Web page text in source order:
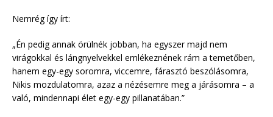
Nemrég így írt:
„Én pedig annak örülnék jobban, ha egyszer majd nem
virágokkal és lángnyelvekkel emlékeznének rám a temetőben,
hanem egy-egy soromra, viccemre, fárasztó beszólásomra,
Nikis mozdulatomra, azaz a nézésemre meg a járásomra – a
való, mindennapi élet egy-egy pillanatában.”